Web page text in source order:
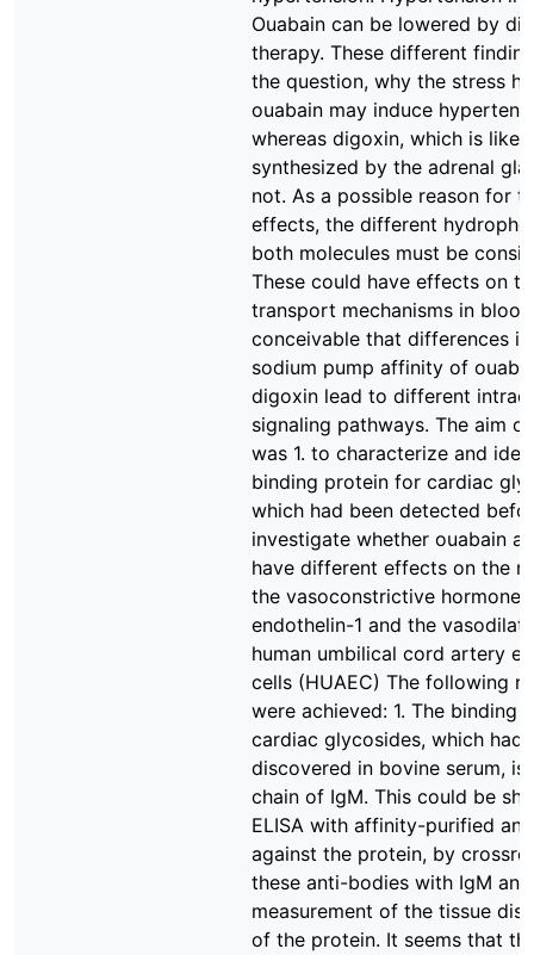
Ouabain can be lowered by
therapy. These different
the question, why the stress
ouabain may induce
whereas digoxin, which is
synthesized by the adrenal
not. As a possible reason for
effects, the different
both molecules must be
These could have effects on
transport mechanisms in
conceivable that differences
sodium pump affinity of
digoxin lead to different
signaling pathways. The aim
was 1. to characterize and
binding protein for cardiac
which had been detected
investigate whether ouabain
have different effects on the
the vasoconstrictive hormone
endothelin-1 and the
human umbilical cord artery
cells (HUAEC) The following
were achieved: 1. The binding
cardiac glycosides, which had
discovered in bovine serum, is
chain of IgM. This could be
ELISA with affinity-purified
against the protein, by
these anti-bodies with IgM
measurement of the tissue
of the protein. It seems that